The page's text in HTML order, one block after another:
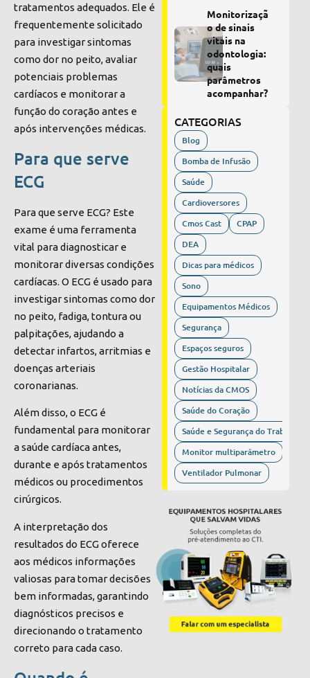
tratamentos adequados. Ele é
frequentemente solicitado
para investigar sintomas
como dor no peito, avaliar
potenciais problemas
cardíacos e monitorar a
função do coração antes e
após intervenções médicas.
Para que serve
ECG
Para que serve ECG? Este
exame é uma ferramenta
vital para diagnosticar e
monitorar diversas condições
cardíacas. O ECG é usado para
investigar sintomas como dor
no peito, fadiga, tontura ou
palpitações, ajudando a
detectar infartos, arritmias e
doenças arteriais
coronarianas.
Além disso, o ECG é
fundamental para monitorar
a saúde cardíaca antes,
durante e após tratamentos
médicos ou procedimentos
cirúrgicos.
A interpretação dos
resultados do ECG oferece
aos médicos informações
valiosas para tomar decisões
bem informadas, garantindo
diagnósticos precisos e
direcionando o tratamento
correto para cada caso.
Monitorizaçã
o de sinais
vitais na
odontologia:
quais
parâmetros
acompanhar?
CATEGORIAS
Blog
Bomba de Infusão
Saúde
Cardioversores
Cmos Cast
CPAP
DEA
Dicas para médicos
Sono
Equipamentos Médicos
Segurança
Espaços seguros
Gestão Hospitalar
Notícias da CMOS
Saúde do Coração
Saúde e Segurança do Trabalho
Monitor multiparâmetro
Ventilador Pulmonar